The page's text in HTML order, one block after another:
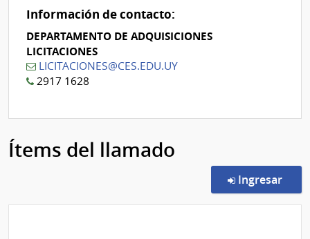
Información de contacto:
DEPARTAMENTO DE ADQUISICIONES
LICITACIONES
LICITACIONES@CES.EDU.UY
2917 1628
Ítems del llamado
Ingresar